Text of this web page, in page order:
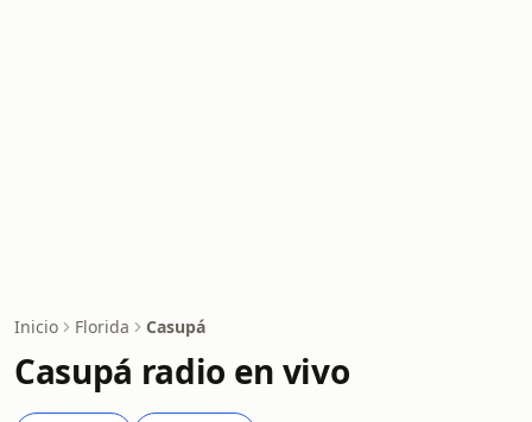
Inicio Florida Casupá
Casupá radio en vivo